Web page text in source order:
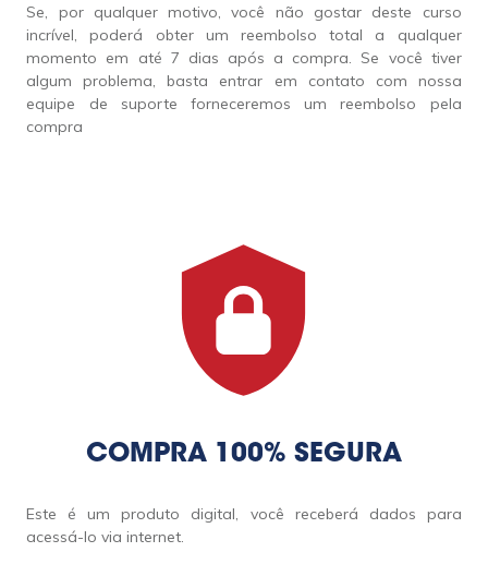
Se, por qualquer motivo, você não gostar deste curso
incrível, poderá obter um reembolso total a qualquer
momento em até 7 dias após a compra. Se você tiver
algum problema, basta entrar em contato com nossa
equipe de suporte forneceremos um reembolso pela
compra
COMPRA 100% SEGURA
Este é um produto digital, você receberá dados para
acessá-lo via internet.